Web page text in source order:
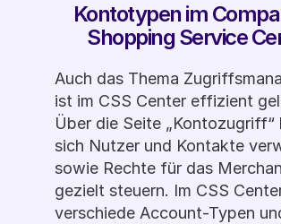
Kontotypen im
Shopping Service
Auch das Thema
ist im CSS Center effizient
Über die Seite „Kontozugriff“
sich Nutzer und Kontakte
sowie Rechte für das
gezielt steuern. Im CSS
verschiede Account-Typen